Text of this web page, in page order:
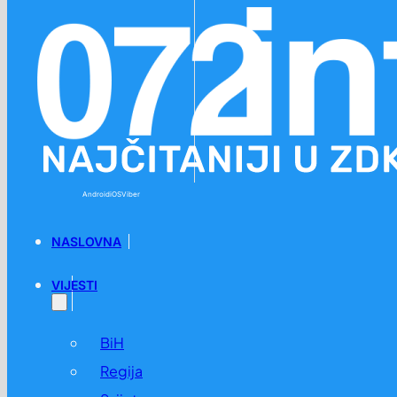
AndroidiOSViber
NASLOVNA
VIJESTI
BiH
Regija